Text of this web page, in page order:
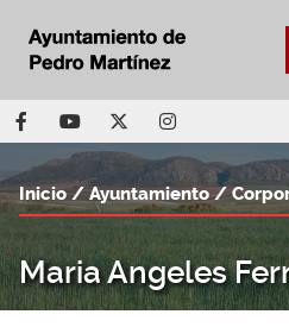
Maria Angeles
Inicio Ayuntamiento